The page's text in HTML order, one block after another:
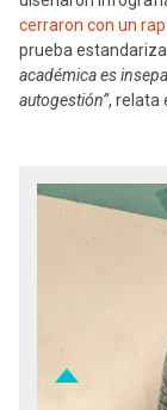
cerraron con un rap
prueba
académica es
autogestión”, relata